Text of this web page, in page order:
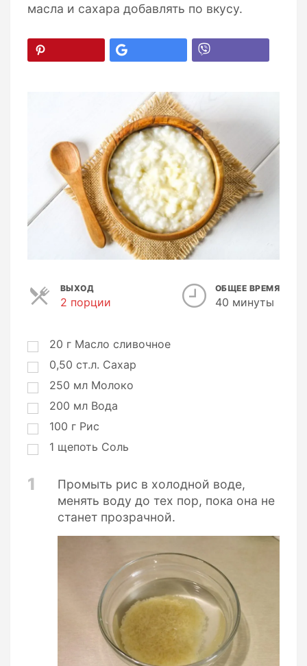
масла и сахара добавлять по вкусу.
ВЫХОД
2 порции
ц
и
ОБЩЕЕ ВРЕМЯ
40 минуты
20 г Масло сливочное
0,50 ст.л. Сахар
250 мл Молоко
200 мл Вода
100 г Рис
1 щепоть Соль
1
Промыть рис в холодной воде,
менять воду до тех пор, пока она не
станет прозрачной.